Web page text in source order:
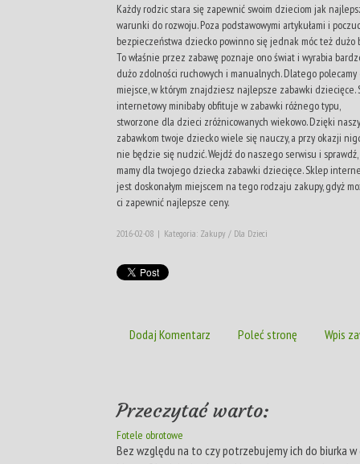
Każdy rodzic stara się zapewnić swoim dzieciom jak
warunki do rozwoju. Poza podstawowymi artykułami i
bezpieczeństwa dziecko powinno się jednak móc też dużo
To właśnie przez zabawę poznaje ono świat i wyrabia
dużo zdolności ruchowych i manualnych. Dlatego polecamy
miejsce, w którym znajdziesz najlepsze zabawki dziecięce.
internetowy minibaby obfituje w zabawki różnego typu,
stworzone dla dzieci zróżnicowanych wiekowo. Dzięki
zabawkom twoje dziecko wiele się nauczy, a przy okazji
nie będzie się nudzić. Wejdź do naszego serwisu i
mamy dla twojego dziecka zabawki dziecięce. Sklep
jest doskonałym miejscem na tego rodzaju zakupy, gdyż
ci zapewnić najlepsze ceny.
2016-02-08 | Kategoria: Zakupy / Dla Dzieci
Dodaj Komentarz Poleć stronę Wpis
Przeczytać warto:
Fotele obrotowe
Bez względu na to czy potrzebujemy ich do biurka w